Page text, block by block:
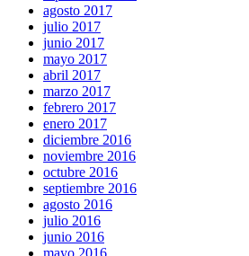
agosto 2017
julio 2017
junio 2017
mayo 2017
abril 2017
marzo 2017
febrero 2017
enero 2017
diciembre 2016
noviembre 2016
octubre 2016
septiembre 2016
agosto 2016
julio 2016
junio 2016